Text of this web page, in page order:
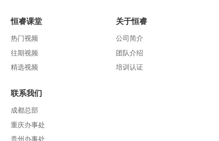
恒睿课堂
热门视频
往期视频
精选视频
关于恒睿
公司简介
团队介绍
培训认证
联系我们
成都总部
重庆办事处
贵州办事处